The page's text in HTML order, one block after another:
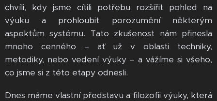
chvíli, kdy jsme cítili potřebu rozšířit pohled na
výuku a prohloubit porozumění některým
aspektům systému. Tato zkušenost nám přinesla
mnoho cenného – ať už v oblasti techniky,
metodiky, nebo vedení výuky – a vážíme si všeho,
co jsme si z této etapy odnesli.
Dnes máme vlastní představu a filozofii výuky, která